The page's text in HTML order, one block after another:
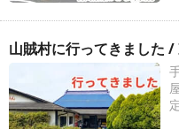
山賊村に行ってきました /